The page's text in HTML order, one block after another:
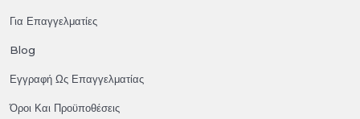
Για Επαγγελματίες
Blog
Εγγραφή Ως Επαγγελματίας
Όροι Και Προϋποθέσεις